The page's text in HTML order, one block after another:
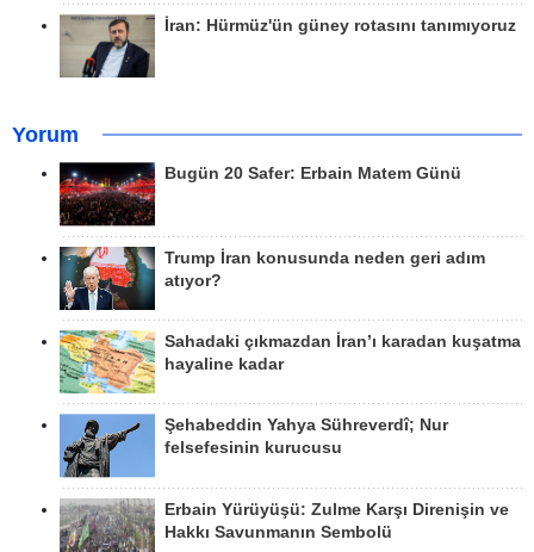
İran: Hürmüz'ün güney rotasını tanımıyoruz
Yorum
Bugün 20 Safer: Erbain Matem Günü
Trump İran konusunda neden geri adım
atıyor?
Sahadaki çıkmazdan İran’ı karadan kuşatma
hayaline kadar
Şehabeddin Yahya Sühreverdî; Nur
felsefesinin kurucusu
Erbain Yürüyüşü: Zulme Karşı Direnişin ve
Hakkı Savunmanın Sembolü